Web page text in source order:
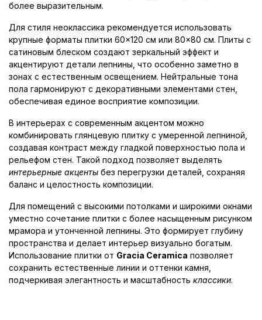
более выразительным.
Для стиля неоклассика рекомендуется использовать
крупные форматы плитки 60×120 см или 80×80 см. Плиты с
сатиновым блеском создают зеркальный эффект и
акцентируют детали лепнины, что особенно заметно в
зонах с естественным освещением. Нейтральные тона
пола гармонируют с декоративными элементами стен,
обеспечивая единое восприятие композиции.
В интерьерах с современным акцентом можно
комбинировать глянцевую плитку с умеренной лепниной,
создавая контраст между гладкой поверхностью пола и
рельефом стен. Такой подход позволяет выделять
интерьерные акценты без перегрузки деталей, сохраняя
баланс и целостность композиции.
Для помещений с высокими потолками и широкими окнами
уместно сочетание плитки с более насыщенным рисунком
мрамора и утонченной лепнины. Это формирует глубину
пространства и делает интерьер визуально богатым.
Использование плитки от Gracia Ceramica позволяет
сохранить естественные линии и оттенки камня,
подчеркивая элегантность и масштабность классики.